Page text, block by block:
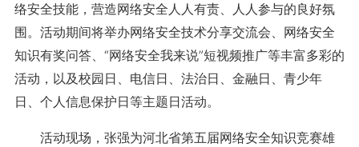
络安全技能，营造网络安全人人有责、人人参与的良好氛
围。活动期间将举办网络安全技术分享交流会、网络安全
知识有奖问答、“网络安全我来说”短视频推广等丰富多彩的
活动，以及校园日、电信日、法治日、金融日、青少年
日、个人信息保护日等主题日活动。
活动现场，张强为河北省第五届网络安全知识竞赛雄